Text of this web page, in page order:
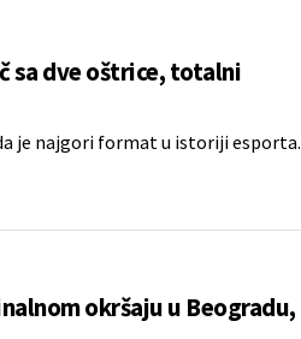
sa dve oštrice, totalni
je najgori format u istoriji esporta.
okršaju u Beogradu,